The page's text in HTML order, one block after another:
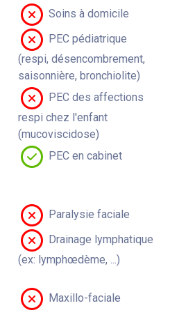
Soins à domicile
PEC pédiatrique
(respi, désencombrement,
saisonnière, bronchiolite)
PEC des affections
respi chez l'enfant
(mucoviscidose)
PEC en cabinet
Paralysie faciale
Drainage lymphatique
(ex: lymphœdème, ...)
Maxillo-faciale